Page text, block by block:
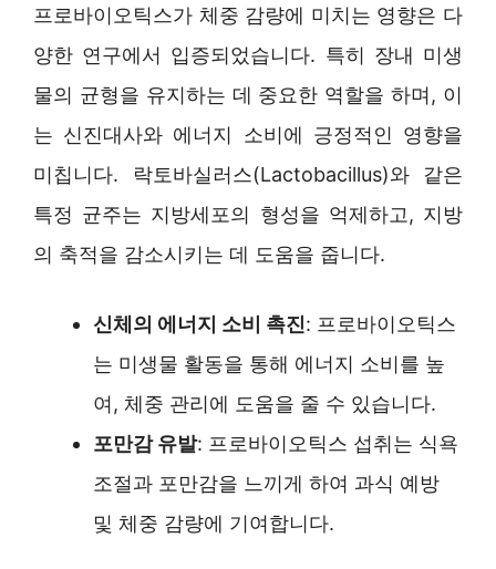
프로바이오틱스가 체중 감량에 미치는 영향은 다
양한 연구에서 입증되었습니다. 특히 장내 미생
물의 균형을 유지하는 데 중요한 역할을 하며, 이
는 신진대사와 에너지 소비에 긍정적인 영향을
미칩니다. 락토바실러스(Lactobacillus)와 같은
특정 균주는 지방세포의 형성을 억제하고, 지방
의 축적을 감소시키는 데 도움을 줍니다.
신체의 에너지 소비 촉진: 프로바이오틱스
는 미생물 활동을 통해 에너지 소비를 높
여, 체중 관리에 도움을 줄 수 있습니다.
포만감 유발: 프로바이오틱스 섭취는 식욕
조절과 포만감을 느끼게 하여 과식 예방
및 체중 감량에 기여합니다.